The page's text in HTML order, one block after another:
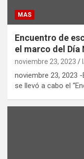
MAS
Encuentro de
el marco del Día
noviembre 23, 2023
noviembre 23, 2023
se llevó a cabo el